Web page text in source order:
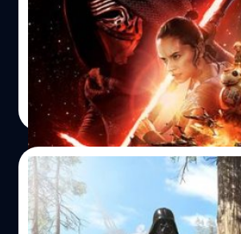
มาแล้วโปสเตอร์ใหม่ Star Wars: The
นอกจากจะงามแล้วยังมีตัวละครครบทั้
วงศกร ปฐมชัยวัฒน์| 3945 days ago
Read More
13/10/2015
เทียบชัดๆกราฟิกเกมเทพ
Battlefront บน PS4